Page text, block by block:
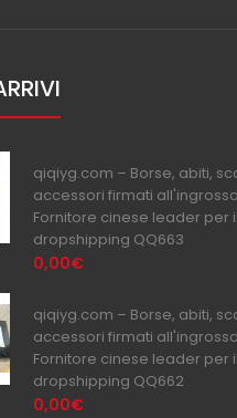
qiqiyg.com – Borse, abiti,
accessori firmati
Fornitore cinese leader per il
dropshipping QQ663
0,00€
qiqiyg.com – Borse, abiti,
accessori firmati
Fornitore cinese leader per il
dropshipping QQ662
0,00€